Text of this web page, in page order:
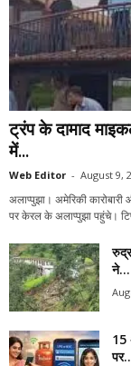
ट्रंप के दामाद
में...
Web Editor - August 9,
अलाप्पुझा। अमेरिकी कारोबारी
पर केरल के अलाप्पुझा पहुंचे।
ने...
15